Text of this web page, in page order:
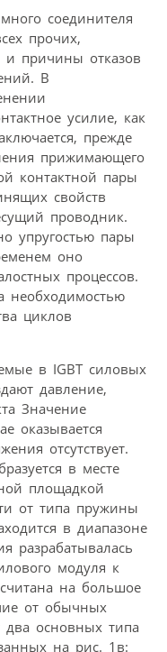
соединителя
прочих,
и причины отказов
В
усилие, как
прежде
прижимающего
контактной пары
свойств
проводник.
упругостью пары
оно
процессов.
необходимостью
циклов
в IGBT силовых
давление,
Значение
оказывается
отсутствует.
в месте
площадкой
от типа пружины
в диапазоне
разрабатывалась
модуля к
на большое
от обычных
два основных типа
на рис. 1в: